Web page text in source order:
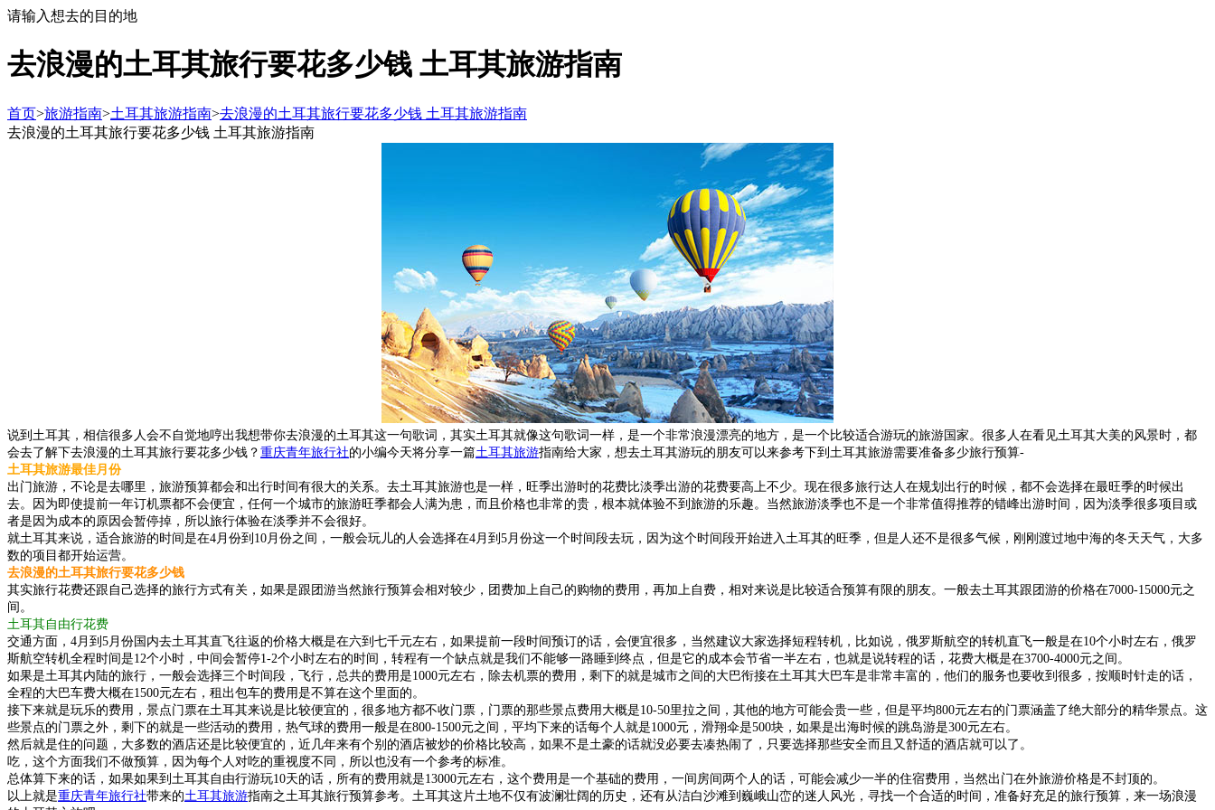
请输入想去的目的地
去浪漫的土耳其旅行要花多少钱 土耳其旅游指南
首页>旅游指南>土耳其旅游指南>去浪漫的土耳其旅行要花多少钱 土耳其旅游指南
去浪漫的土耳其旅行要花多少钱 土耳其旅游指南
说到土耳其，相信很多人会不自觉地哼出我想带你去浪漫的土耳其这一句歌词，其实土耳其就像这句歌词一样，是一个非常浪漫漂亮的地方，是一个比较适合游玩的旅游国家。很多人在看见土耳其大美的风景时，都
会去了解下去浪漫的土耳其旅行要花多少钱？ 重庆青年旅行社的小编今天将分享一篇土耳其旅游指南给大家，想去土耳其游玩的朋友可以来参考下到土耳其旅游需要准备多少旅行预算-
土耳其旅游最佳月份
出门旅游，不论是去哪里，旅游预算都会和出行时间有很大的关系。去土耳其旅游也是一样，旺季出游时的花费比淡季出游的花费要高上不少。现在很多旅行达人在规划出行的时候，都不会选择在最旺季的时候出
去。因为即使提前一年订机票都不会便宜，任何一个城市的旅游旺季都会人满为患，而且价格也非常的贵，根本就体验不到旅游的乐趣。当然旅游淡季也不是一个非常值得推荐的错峰出游时间，因为淡季很多项目或
者是因为成本的原因会暂停掉，所以旅行体验在淡季并不会很好。
就土耳其来说，适合旅游的时间是在4月份到10月份之间，一般会玩儿的人会选择在4月到5月份这一个时间段去玩，因为这个时间段开始进入土耳其的旺季，但是人还不是很多气候，刚刚渡过地中海的冬天天气，大多
数的项目都开始运营。
去浪漫的土耳其旅行要花多少钱
其实旅行花费还跟自己选择的旅行方式有关，如果是跟团游当然旅行预算会相对较少，团费加上自己的购物的费用，再加上自费，相对来说是比较适合预算有限的朋友。一般去土耳其跟团游的价格在7000-15000元之
间。
土耳其自由行花费
交通方面，4月到5月份国内去土耳其直飞往返的价格大概是在六到七千元左右，如果提前一段时间预订的话，会便宜很多，当然建议大家选择短程转机，比如说，俄罗斯航空的转机直飞一般是在10个小时左右，俄罗
斯航空转机全程时间是12个小时，中间会暂停1-2个小时左右的时间，转程有一个缺点就是我们不能够一路睡到终点，但是它的成本会节省一半左右，也就是说转程的话，花费大概是在3700-4000元之间。
如果是土耳其内陆的旅行，一般会选择三个时间段，飞行，总共的费用是1000元左右，除去机票的费用，剩下的就是城市之间的大巴衔接在土耳其大巴车是非常丰富的，他们的服务也要收到很多，按顺时针走的话，
全程的大巴车费大概在1500元左右，租出包车的费用是不算在这个里面的。
接下来就是玩乐的费用，景点门票在土耳其来说是比较便宜的，很多地方都不收门票，门票的那些景点费用大概是10-50里拉之间，其他的地方可能会贵一些，但是平均800元左右的门票涵盖了绝大部分的精华景点。这
些景点的门票之外，剩下的就是一些活动的费用，热气球的费用一般是在800-1500元之间，平均下来的话每个人就是1000元，滑翔伞是500块，如果是出海时候的跳岛游是300元左右。
然后就是住的问题，大多数的酒店还是比较便宜的，近几年来有个别的酒店被炒的价格比较高，如果不是土豪的话就没必要去凑热闹了，只要选择那些安全而且又舒适的酒店就可以了。
吃，这个方面我们不做预算，因为每个人对吃的重视度不同，所以也没有一个参考的标准。
总体算下来的话，如果如果到土耳其自由行游玩10天的话，所有的费用就是13000元左右，这个费用是一个基础的费用，一间房间两个人的话，可能会减少一半的住宿费用，当然出门在外旅游价格是不封顶的。
以上就是重庆青年旅行社带来的土耳其旅游指南之土耳其旅行预算参考。土耳其这片土地不仅有波澜壮阔的历史，还有从洁白沙滩到巍峨山峦的迷人风光，寻找一个合适的时间，准备好充足的旅行预算，来一场浪漫